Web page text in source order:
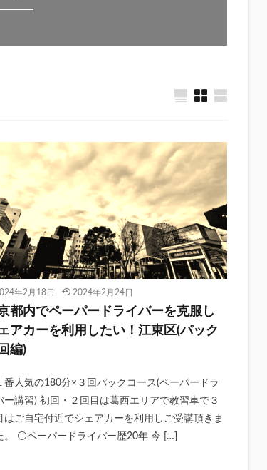
年2月18日 2024年2月24日
都内でペーパードライバーを克服し
アカーを利用したい！江東区(パック
編)
番人気の180分×３回パックコース(ペーパードラ
ー講習) 初回・２回目は葛西エリアで教習車で３
はご自宅付近でシェアカーを利用しご受講頂きま
。 ⚪️ペーパードライバー歴20年 今 […]